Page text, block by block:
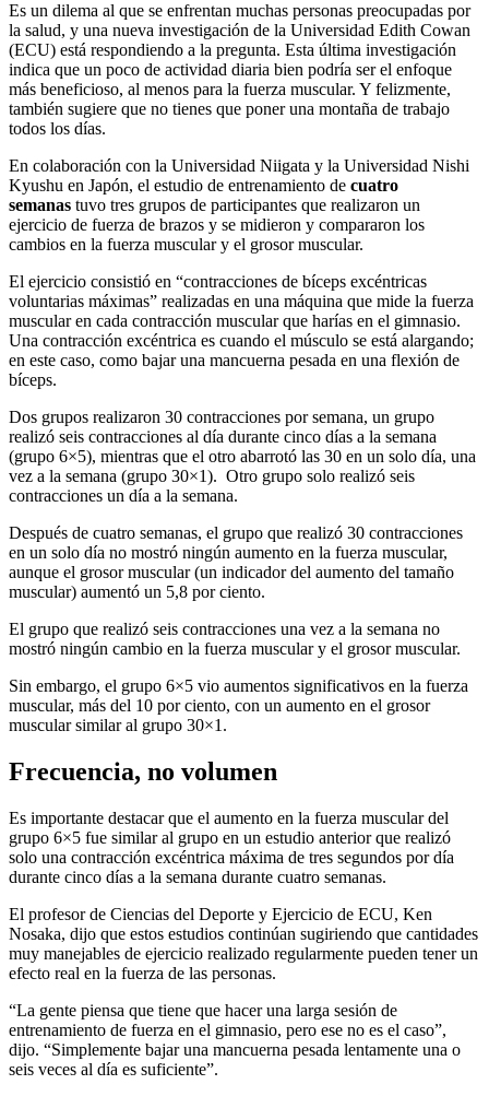
Es un dilema al que se enfrentan muchas personas preocupadas por
la salud, y una nueva investigación de la Universidad Edith Cowan
(ECU) está respondiendo a la pregunta. Esta última investigación
indica que un poco de actividad diaria bien podría ser el enfoque
más beneficioso, al menos para la fuerza muscular. Y felizmente,
también sugiere que no tienes que poner una montaña de trabajo
todos los días.
En colaboración con la Universidad Niigata y la Universidad Nishi
Kyushu en Japón, el estudio de entrenamiento de cuatro
semanas tuvo tres grupos de participantes que realizaron un
ejercicio de fuerza de brazos y se midieron y compararon los
cambios en la fuerza muscular y el grosor muscular.
El ejercicio consistió en “contracciones de bíceps excéntricas
voluntarias máximas” realizadas en una máquina que mide la fuerza
muscular en cada contracción muscular que harías en el gimnasio.
Una contracción excéntrica es cuando el músculo se está alargando;
en este caso, como bajar una mancuerna pesada en una flexión de
bíceps.
Dos grupos realizaron 30 contracciones por semana, un grupo
realizó seis contracciones al día durante cinco días a la semana
(grupo 6×5), mientras que el otro abarrotó las 30 en un solo día, una
vez a la semana (grupo 30×1). Otro grupo solo realizó seis
contracciones un día a la semana.
Después de cuatro semanas, el grupo que realizó 30 contracciones
en un solo día no mostró ningún aumento en la fuerza muscular,
aunque el grosor muscular (un indicador del aumento del tamaño
muscular) aumentó un 5,8 por ciento.
El grupo que realizó seis contracciones una vez a la semana no
mostró ningún cambio en la fuerza muscular y el grosor muscular.
Sin embargo, el grupo 6×5 vio aumentos significativos en la fuerza
muscular, más del 10 por ciento, con un aumento en el grosor
muscular similar al grupo 30×1.
Frecuencia, no volumen
Es importante destacar que el aumento en la fuerza muscular del
grupo 6×5 fue similar al grupo en un estudio anterior que realizó
solo una contracción excéntrica máxima de tres segundos por día
durante cinco días a la semana durante cuatro semanas.
El profesor de Ciencias del Deporte y Ejercicio de ECU, Ken
Nosaka, dijo que estos estudios continúan sugiriendo que cantidades
muy manejables de ejercicio realizado regularmente pueden tener un
efecto real en la fuerza de las personas.
“La gente piensa que tiene que hacer una larga sesión de
entrenamiento de fuerza en el gimnasio, pero ese no es el caso”,
dijo. “Simplemente bajar una mancuerna pesada lentamente una o
seis veces al día es suficiente”.